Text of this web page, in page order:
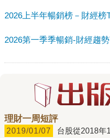
2026上半年暢銷榜－財經榜
2026第一季季暢銷-財經趨
理財一周短評
2019/01/07